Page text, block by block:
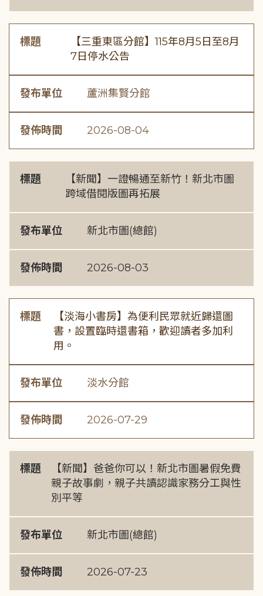
標題
【三重東區分館】115年8月5日至8月
7日停水公告
發布單位 蘆洲集賢分館
發佈時間 2026-08-04
標題
【新聞】一證暢通至新竹！新北市圖
跨域借閱版圖再拓展
發布單位 新北市圖(總館)
發佈時間 2026-08-03
標題
【淡海小書房】為便利民眾就近歸還圖
書，設置臨時還書箱，歡迎讀者多加利
用。
發布單位 淡水分館
發佈時間 2026-07-29
標題
【新聞】爸爸你可以！新北市圖暑假免費
親子故事劇，親子共讀認識家務分工與性
別平等
發布單位 新北市圖(總館)
發佈時間 2026-07-23